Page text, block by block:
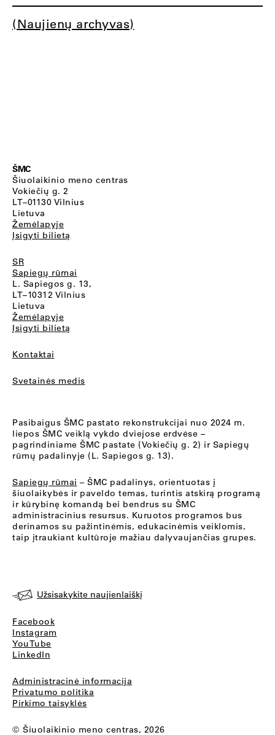
(Naujienų archyvas)
ŠMC
Šiuolaikinio meno centras
Vokiečių g. 2
LT–01130 Vilnius
Lietuva
Žemėlapyje
Įsigyti bilietą
SR
Sapiegų rūmai
L. Sapiegos g. 13,
LT–10312 Vilnius
Lietuva
Žemėlapyje
Įsigyti bilietą
Kontaktai
Svetainės medis
Pasibaigus ŠMC pastato rekonstrukcijai nuo 2024 m.
liepos ŠMC veiklą vykdo dviejose erdvėse –
pagrindiniame ŠMC pastate (Vokiečių g. 2) ir Sapiegų
rūmų padalinyje (L. Sapiegos g. 13).
Sapiegų rūmai – ŠMC padalinys, orientuotas į
šiuolaikybės ir paveldo temas, turintis atskirą programą
ir kūrybinę komandą bei bendrus su ŠMC
administracinius resursus. Kuruotos programos bus
derinamos su pažintinėmis, edukacinėmis veiklomis,
taip įtraukiant kultūroje mažiau dalyvaujančias grupes.
Užsisakykite naujienlaiškį
Facebook
Instagram
YouTube
LinkedIn
Administracinė informacija
Privatumo politika
Pirkimo taisyklės
© Šiuolaikinio meno centras, 2026